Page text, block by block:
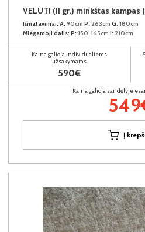
VELUTI (II gr.) minkštas kampas
Išmatavimai: A: 90cm P: 263cm G: 180cm
Miegamoji dalis: P: 150-165cm I: 210cm
Kaina galioja individualiems
užsakymams
590€
Kaina galioja sandėlyje
Į